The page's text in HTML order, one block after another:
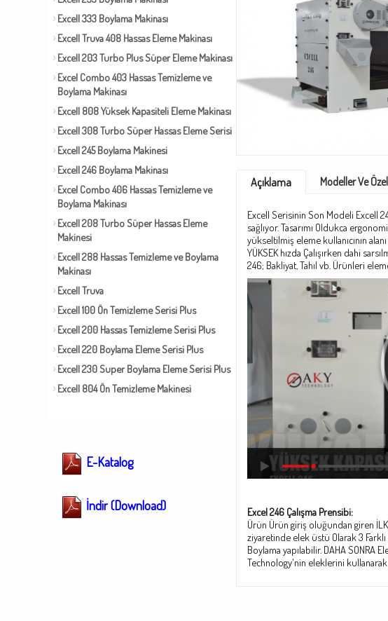
Excell 333 Boylama Makinası
Excell Truva 408 Hassas Eleme Makinası
Excell 203 Turbo Plus Süper Eleme Makinası
Excel Combo 403 Hassas Temizleme ve
Boylama Makinası
Excell 808 Yüksek Kapasiteli Eleme Makinası
Excell 308 Turbo Süper Hassas Eleme Serisi
Excell 245 Boylama Makinesi
Excell 246 Boylama Makinası
Excel Combo 406 Hassas Temizleme ve
Boylama Makinası
Excell 208 Turbo Süper Hassas Eleme
Makinesi
Excell 288 Hassas Temizleme ve Boylama
Makinası
Excell Truva
Excell 100 Ön Temizleme Serisi Plus
Excell 200 Hassas Temizleme Serisi Plus
Excell 220 Boylama Eleme Serisi Plus
Excell 230 Super Boylama Eleme Serisi Plus
Excell 804 Ön Temizleme Makinesi
E-Katalog
İndir (Download)
Açıklama Modeller Ve
Excell Serisinin Son Modeli Excell
sağlıyor. Tasarımı Oldukca
yükseltilmiş eleme kullanıcının
YÜKSEK hızda Çalışırken dahi
246; Bakliyat, Tahıl vb. Ürünleri
Excel 246 Çalışma Prensibi:
Ürün Ürün giriş oluğundan giren
ziyaretinde elek üstü Olarak 3
Boylama yapılabilir. DAHA SONRA
Technology'nin eleklerini